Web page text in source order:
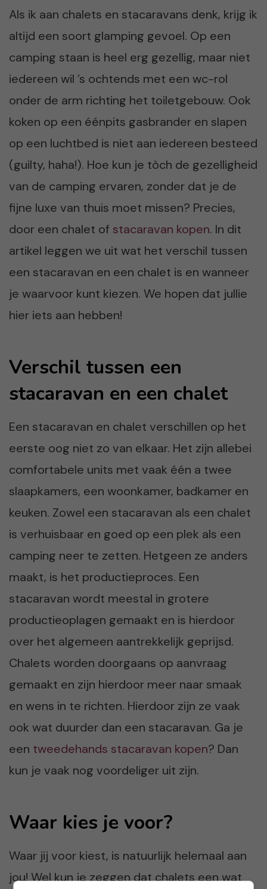
Als ik aan chalets en stacaravans denk, krijg ik
altijd een soort glamping gevoel. Op een
camping staan is heel erg gezellig, maar niet
iedereen wil ’s ochtends met een wc-rol
onder de arm richting het toiletgebouw. Ook
koken op een éénpits gasbrander en slapen
op een luchtbed is niet aan iedereen besteed
(guilty, haha!). Hoe kun je tòch de gezelligheid
van de camping ervaren, zonder dat je de
fijne luxe van thuis moet missen? Precies,
door een chalet of stacaravan kopen. In dit
artikel leggen we uit wat het verschil tussen
een stacaravan en een chalet is en wanneer
je waarvoor kunt kiezen. We hopen dat jullie
hier iets aan hebben!
Verschil tussen een
stacaravan en een chalet
Een stacaravan en chalet verschillen op het
eerste oog niet zo van elkaar. Het zijn allebei
comfortabele units met vaak één a twee
slaapkamers, een woonkamer, badkamer en
keuken. Zowel een stacaravan als een chalet
is verhuisbaar en goed op een plek als een
camping neer te zetten. Hetgeen ze anders
maakt, is het productieproces. Een
stacaravan wordt meestal in grotere
productieoplagen gemaakt en is hierdoor
over het algemeen aantrekkelijk geprijsd.
Chalets worden doorgaans op aanvraag
gemaakt en zijn hierdoor meer naar smaak
en wens in te richten. Hierdoor zijn ze vaak
ook wat duurder dan een stacaravan. Ga je
een tweedehands stacaravan kopen? Dan
kun je vaak nog voordeliger uit zijn.
Waar kies je voor?
Waar jij voor kiest, is natuurlijk helemaal aan
jou! Wel kun je zeggen dat chalets een wat